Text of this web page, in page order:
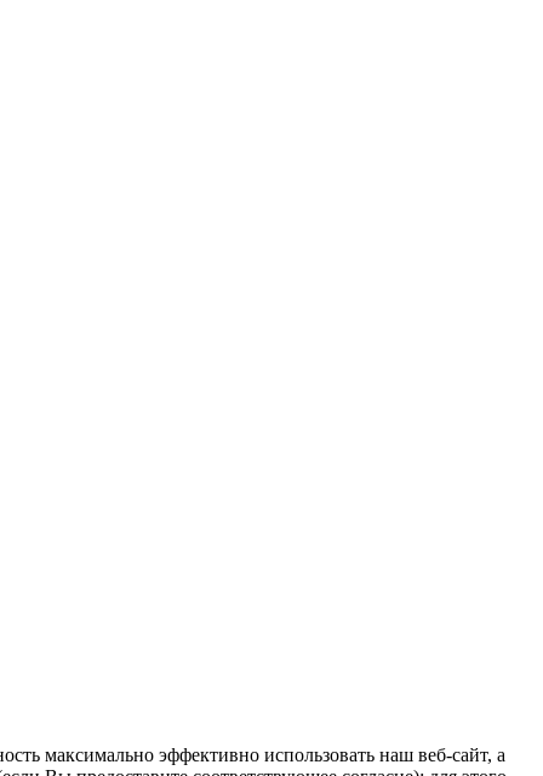
максимально эффективно использовать наш веб-сайт, а